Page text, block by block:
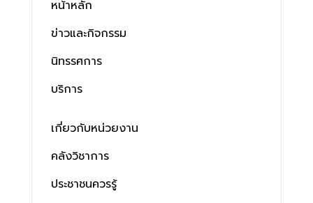
หน้าหลัก
ข่าวและกิจกรรม
นิทรรศการ
บริการ
เกี่ยวกับหน่วยงาน
คลังวิชาการ
ประชาชนควรรู้